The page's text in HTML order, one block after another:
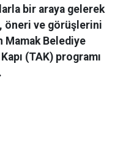
bir araya gelerek
öneri ve görüşlerini
Mamak Belediye
(TAK) programı